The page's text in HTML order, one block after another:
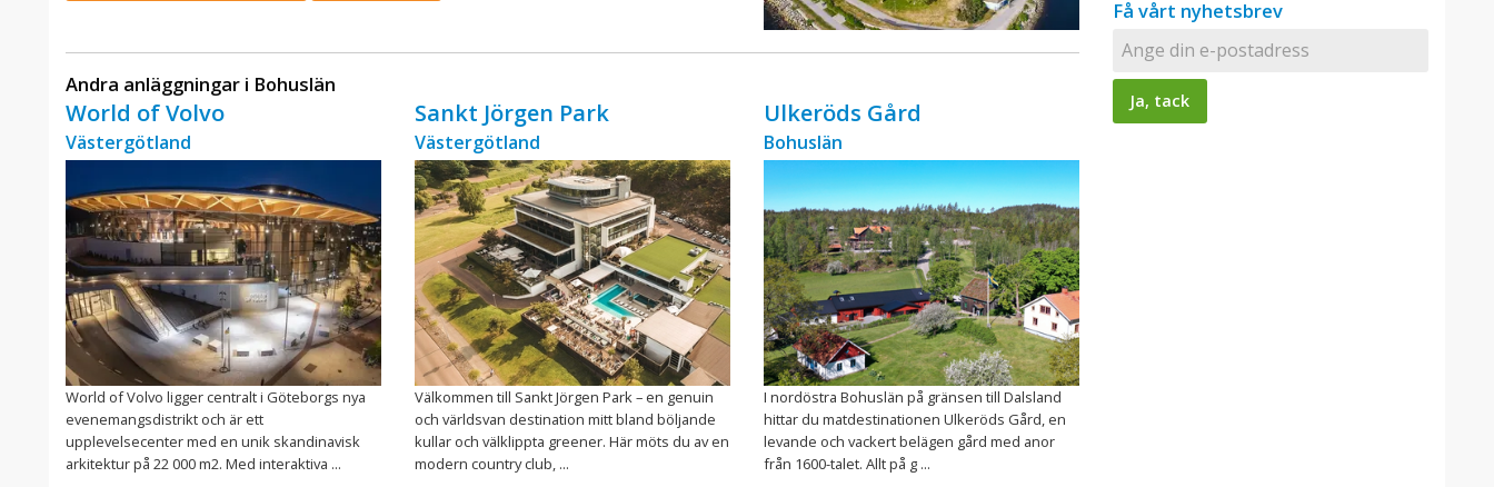
Andra anläggningar i Bohuslän
World of Volvo
Västergötland
World of Volvo ligger centralt i Göteborgs nya
evenemangsdistrikt och är ett
upplevelsecenter med en unik skandinavisk
arkitektur på 22 000 m2. Med interaktiva ...
Sankt Jörgen Park
Västergötland
Välkommen till Sankt Jörgen Park – en genuin
och världsvan destination mitt bland böljande
kullar och välklippta greener. Här möts du av en
modern country club, ...
Ulkeröds Gård
Bohuslän
I nordöstra Bohuslän på gränsen till Dalsland
hittar du matdestinationen Ulkeröds Gård, en
levande och vackert belägen gård med anor
från 1600-talet. Allt på g ...
Få vårt nyhetsbrev